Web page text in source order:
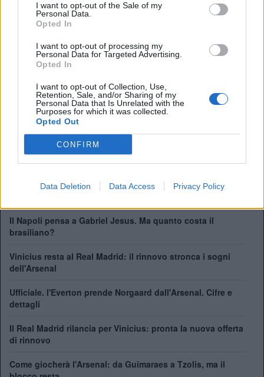
I want to opt-out of the Sale of my
Personal Data.
Opted In
I want to opt-out of processing my
Personal Data for Targeted Advertising.
Opted In
I want to opt-out of Collection, Use,
Retention, Sale, and/or Sharing of my
Personal Data that Is Unrelated with the
Purposes for which it was collected.
Opted Out
CONFIRM
Data Deletion Data Access Privacy Policy
Anno di Fondazione:1886 come Dial Square
Stadio:Emirates Stadium (60.338)
Città:
Presidente:Sran Kroenke
Manager:Mikel Arteta
ALBO D'ORO
Premier League:13
FA Cup:14
League Cup:2
Il Napoli pensa a Gabriel Jesus. Ma quanto costa il
brasiliano?
Vinicius resta al Real Madrid: il rinnovo stronca i sogni
dell'Arsenal
Ufficiale. l'Everton prende Norgaard dall'Arsenal. Cifre e
dettagli
Il Real Madrid rilancia per Vinicius: pronta la nuova offerta
di rinnovo
Come giocherà l'Arsenal: da Guimaraes a Tzolis, ma il